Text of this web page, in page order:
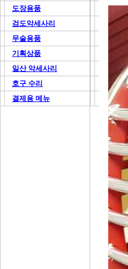
도장용품
검도악세사리
무술용품
기획상품
일산 악세사리
호구 수리
결제용 메뉴